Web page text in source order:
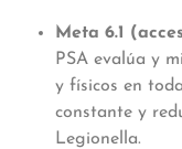
Meta 6.1
PSA evalúa y
y físicos en
constante y
Legionella.